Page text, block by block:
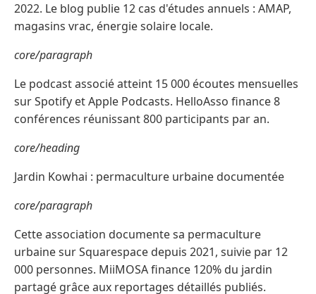
2022. Le blog publie 12 cas d'études annuels : AMAP,
magasins vrac, énergie solaire locale.
core/paragraph
Le podcast associé atteint 15 000 écoutes mensuelles
sur Spotify et Apple Podcasts. HelloAsso finance 8
conférences réunissant 800 participants par an.
core/heading
Jardin Kowhai : permaculture urbaine documentée
core/paragraph
Cette association documente sa permaculture
urbaine sur Squarespace depuis 2021, suivie par 12
000 personnes. MiiMOSA finance 120% du jardin
partagé grâce aux reportages détaillés publiés.